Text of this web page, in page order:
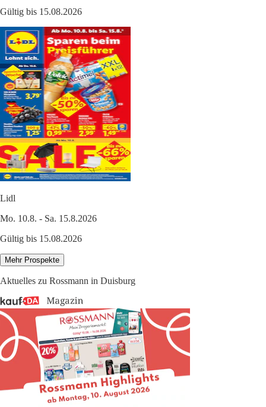
Gültig bis 15.08.2026
Lidl
Mo. 10.8. - Sa. 15.8.2026
Gültig bis 15.08.2026
Mehr Prospekte
Aktuelles zu Rossmann in Duisburg